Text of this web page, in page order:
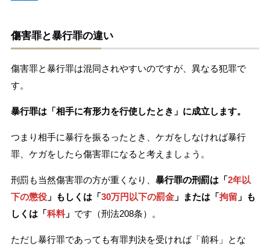
傷害罪と暴行罪の違い
傷害罪と暴行罪は混同されやすいのですが、異なる犯罪で
す。
暴行罪は「相手に有形力を行使したとき」に成立します。
つまり相手に暴行を振るったとき、ケガをしなければ暴行
罪、ケガをしたら傷害罪になると考えましょう。
刑罰も当然傷害罪の方が重くなり、 暴行罪の刑罰は「2年以
下の懲役」もしくは「30万円以下の罰金」または「拘留 」も
しくは「科料」 です（刑法208条）。
ただし暴行罪であっても有罪判決を受ければ「前科」とな